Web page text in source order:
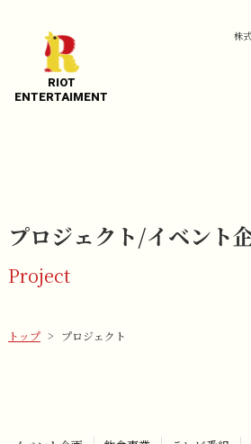
RIOT
​​​​​​​ENTERTAIMENT
株
プロジェクト/イベント
Project
トップ > プロジェクト